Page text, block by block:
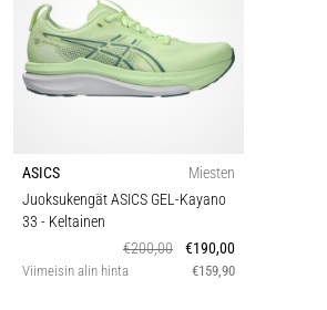
ASICS
Miesten
Juoksukengät ASICS GEL-Kayano
33 - Keltainen
€200,00
€190,00
Viimeisin alin hinta €159,90